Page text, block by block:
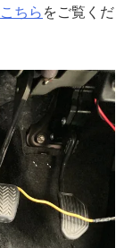
こちら をご覧くだ